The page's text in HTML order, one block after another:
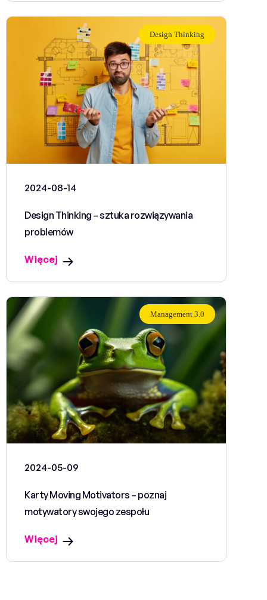
Design Thinking
2024-08-14
Design Thinking – sztuka rozwiązywania
problemów
Więcej
Management 3.0
2024-05-09
Karty Moving Motivators – poznaj
motywatory swojego zespołu
Więcej